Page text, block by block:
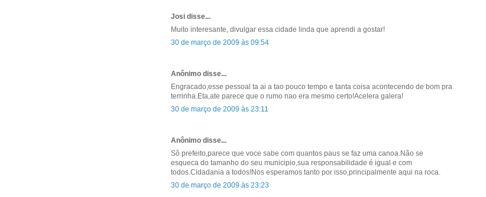
Josi disse...
Muito interesante, divulgar essa cidade linda que aprendi a gostar!
30 de março de 2009 às 09:54
Anônimo disse...
Engracado,esse pessoal ta ai a tao pouco tempo e tanta coisa acontecendo de bom pra
terrinha.Eta,ate parece que o rumo nao era mesmo certo!Acelera galera!
30 de março de 2009 às 23:11
Anônimo disse...
Sô prefeito,parece que voce sabe com quantos paus se faz uma canoa.Não se
esqueca do tamanho do seu municipio,sua responsabilidade é igual e com
todos.Cidadania a todos!Nos esperamos tanto por isso,principalmente aqui na roca.
30 de março de 2009 às 23:23